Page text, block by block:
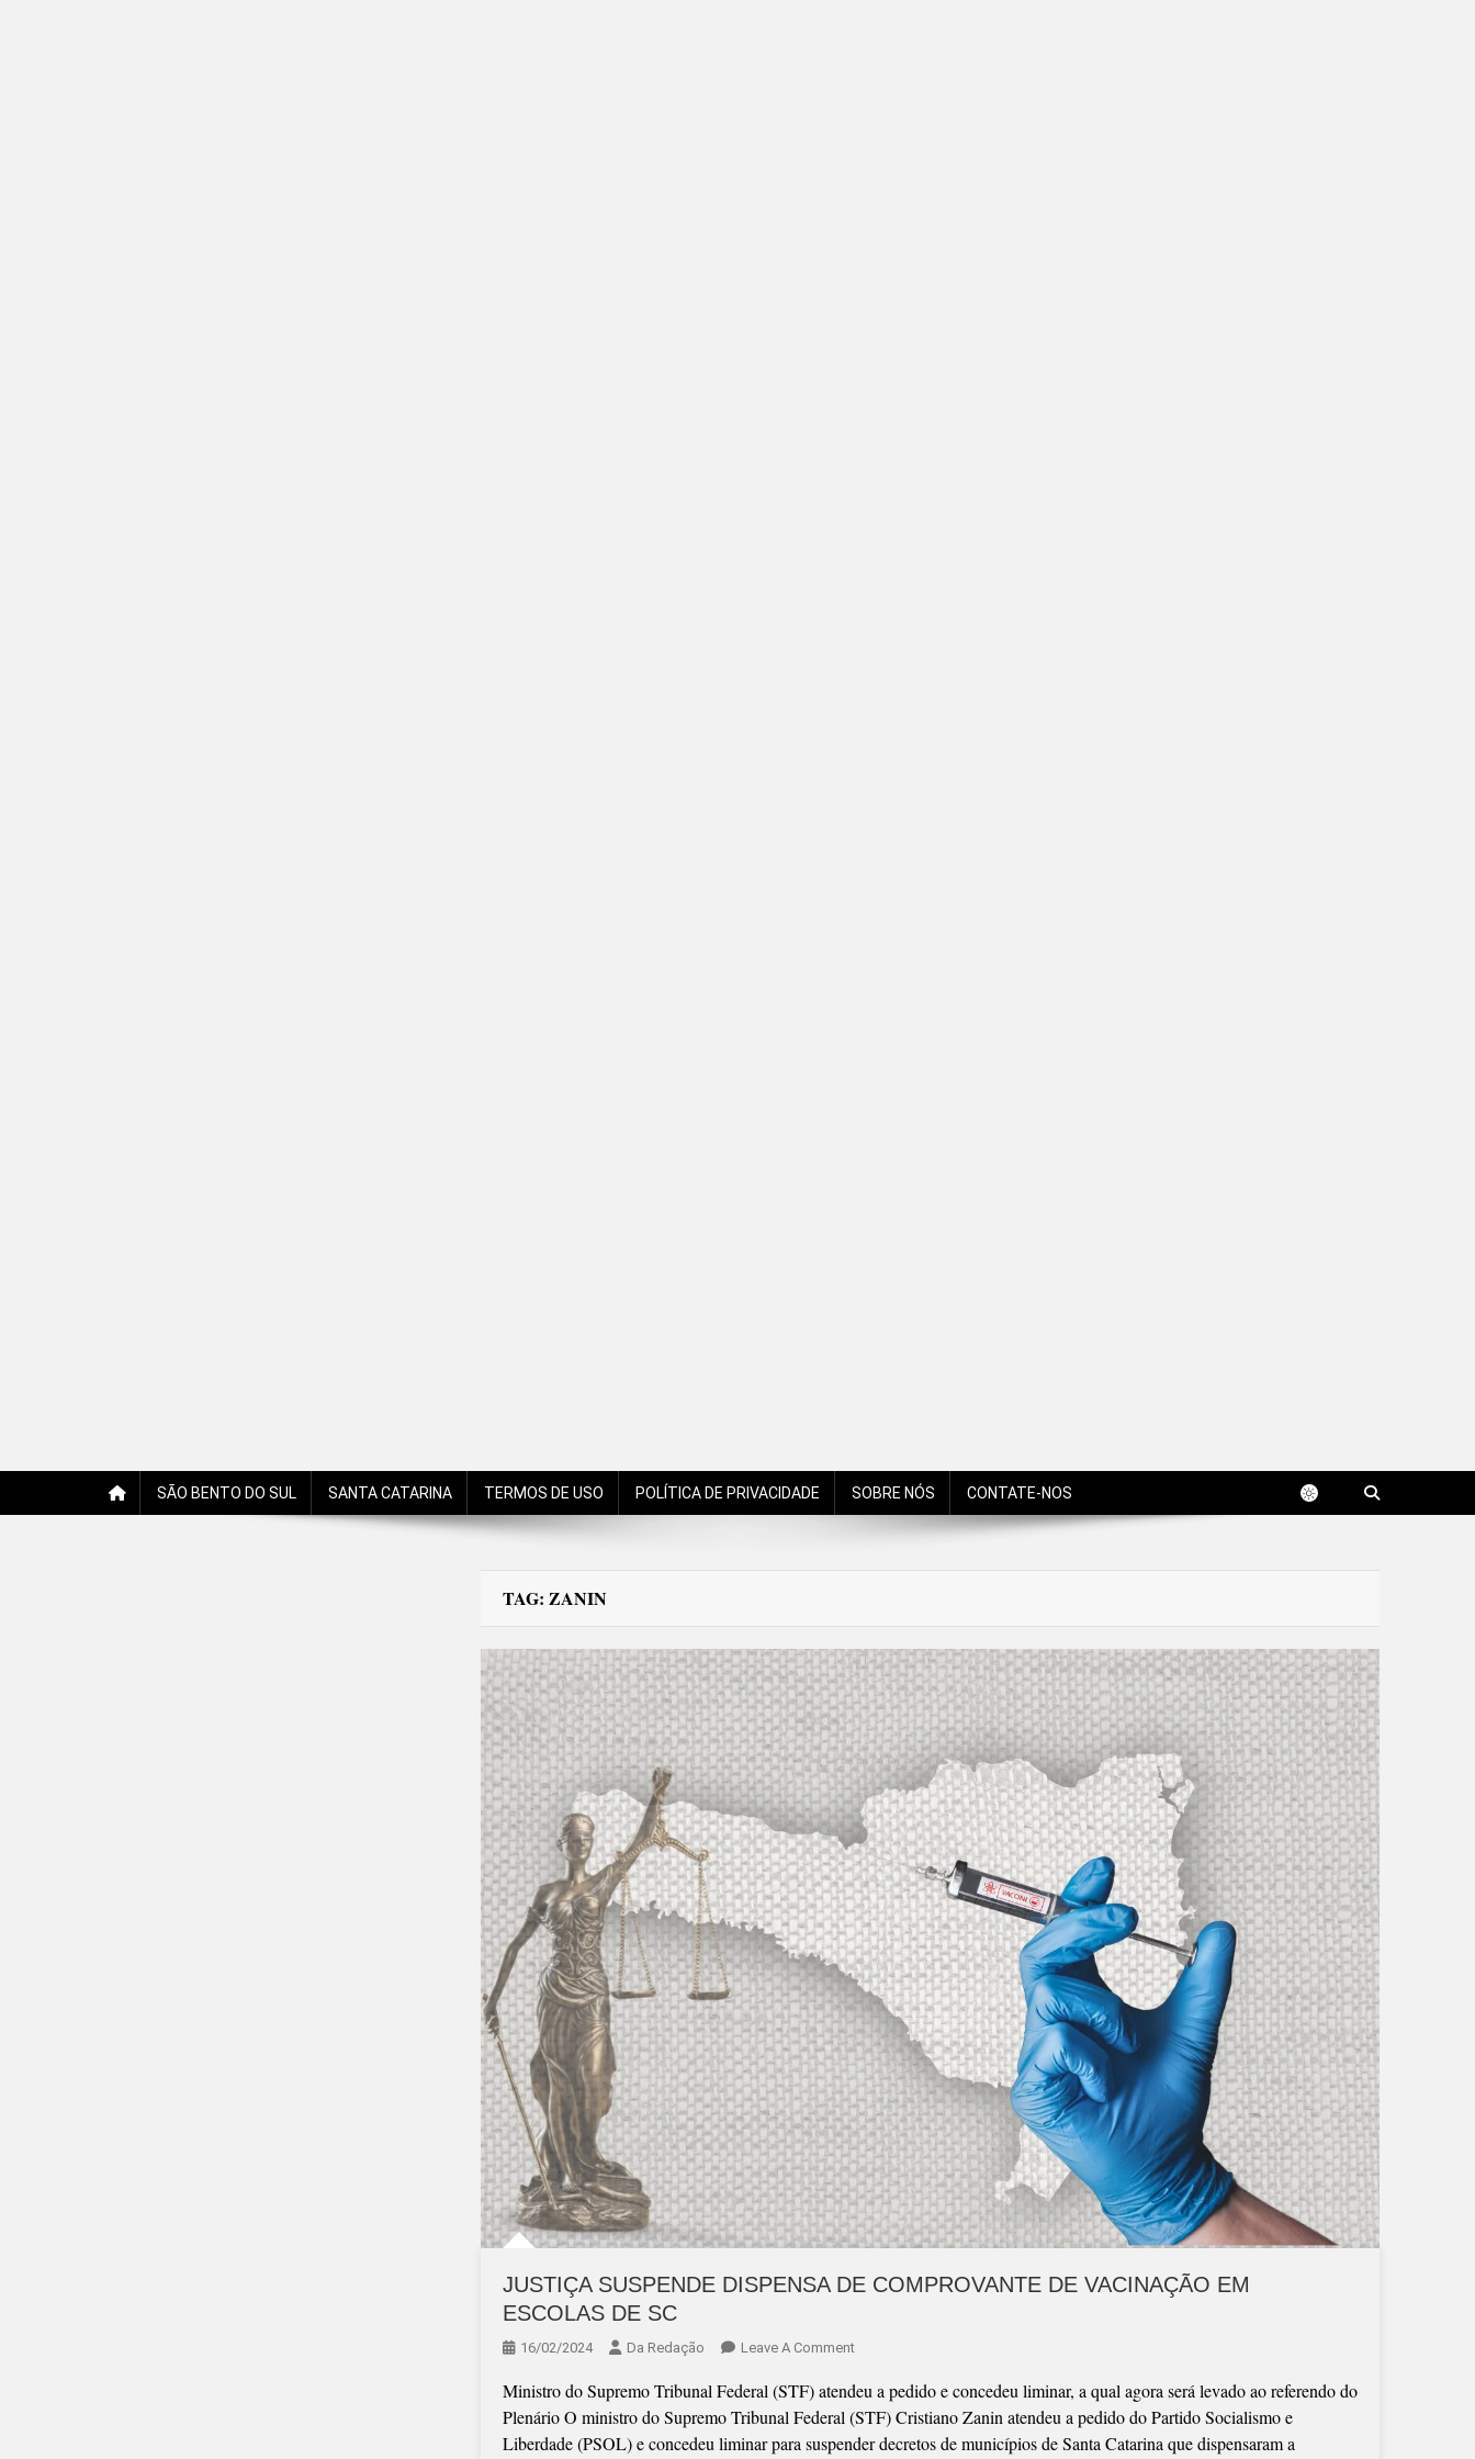
SÃO BENTO DO SUL SANTA CATARINA TERMOS DE USO POLÍTICA DE PRIVACIDADE SOBRE NÓS CONTATE-NOS
TAG: ZANIN
JUSTIÇA SUSPENDE DISPENSA DE COMPROVANTE DE VACINAÇÃO EM
ESCOLAS DE SC
16/02/2024 Da Redação Leave A CommentOn
SUSPENDE
DISPENSA
DE
Ministro do Supremo Tribunal Federal (STF) atendeu a pedido e concedeu liminar, a qual agora será levado ao referendo do
Plenário O ministro do Supremo Tribunal Federal (STF) Cristiano Zanin atendeu a pedido do Partido Socialismo e
Liberdade (PSOL) e concedeu liminar para suspender decretos de municípios de Santa Catarina que dispensaram a